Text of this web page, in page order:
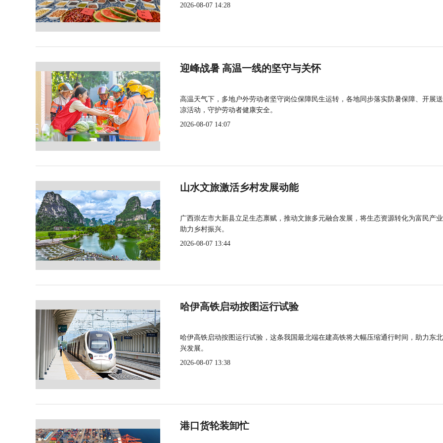
2026-08-07 14:28
迎峰战暑 高温一线的坚守与关怀
高温天气下，多地户外劳动者坚守岗位保障民生运转，各地同步落实防暑保障、开展
凉活动，守护劳动者健康安全。
2026-08-07 14:07
山水文旅激活乡村发展动能
广西崇左市大新县立足生态禀赋，推动文旅多元融合发展，将生态资源转化为富民产
助力乡村振兴。
2026-08-07 13:44
哈伊高铁启动按图运行试验
哈伊高铁启动按图运行试验，这条我国最北端在建高铁将大幅压缩通行时间，助力东
兴发展。
2026-08-07 13:38
港口货轮装卸忙